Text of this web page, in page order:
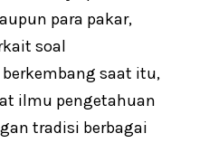
para pakar,
soal
saat itu,
ilmu pengetahuan
tradisi berbagai